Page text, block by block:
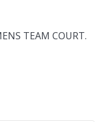
TEAM COURT.